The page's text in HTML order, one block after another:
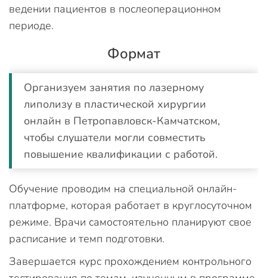
ведении пациентов в послеоперационном
периоде.
Формат
Организуем занятия по лазерному
липолизу в пластической хирургии
онлайн в Петропавловск-Камчатском,
чтобы слушатели могли совместить
повышение квалификации с работой.
Обучение проводим на специальной онлайн-
платформе, которая работает в круглосуточном
режиме. Врачи самостоятельно планируют свое
расписание и темп подготовки.
Завершается курс прохождением контрольного